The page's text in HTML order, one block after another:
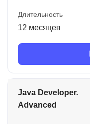
Длительность
12 месяцев
Java Developer.
Advanced